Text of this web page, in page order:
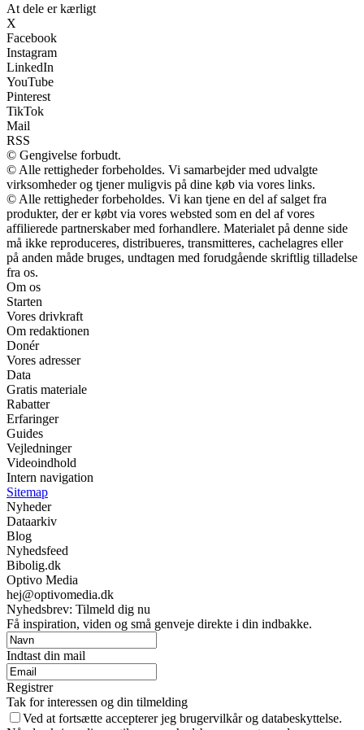
At dele er kærligt
X
Facebook
Instagram
LinkedIn
YouTube
Pinterest
TikTok
Mail
RSS
© Gengivelse forbudt.
© Alle rettigheder forbeholdes. Vi samarbejder med udvalgte
virksomheder og tjener muligvis på dine køb via vores links.
© Alle rettigheder forbeholdes. Vi kan tjene en del af salget fra
produkter, der er købt via vores websted som en del af vores
affilierede partnerskaber med forhandlere. Materialet på denne side
må ikke reproduceres, distribueres, transmitteres, cachelagres eller
på anden måde bruges, undtagen med forudgående skriftlig tilladelse
fra os.
Om os
Starten
Vores drivkraft
Om redaktionen
Donér
Vores adresser
Data
Gratis materiale
Rabatter
Erfaringer
Guides
Vejledninger
Videoindhold
Intern navigation
Sitemap
Nyheder
Dataarkiv
Blog
Nyhedsfeed
Bibolig.dk
Optivo Media
hej@optivomedia.dk
Nyhedsbrev: Tilmeld dig nu
Få inspiration, viden og små genveje direkte i din indbakke.
Indtast din mail
Registrer
Tak for interessen og din tilmelding
Ved at fortsætte accepterer jeg brugervilkår og databeskyttelse.